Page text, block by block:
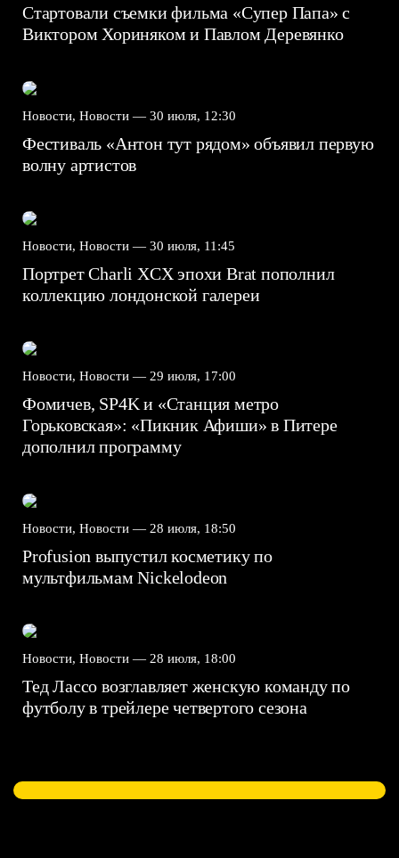
Стартовали съемки фильма «Супер Папа» с
Виктором Хориняком и Павлом Деревянко
Новости, Новости — 30 июля, 12:30
Фестиваль «Антон тут рядом» объявил первую
волну артистов
Новости, Новости — 30 июля, 11:45
Портрет Charli XCX эпохи Brat пополнил
коллекцию лондонской галереи
Новости, Новости — 29 июля, 17:00
Фомичев, SP4K и «Станция метро
Горьковская»: «Пикник Афиши» в Питере
дополнил программу
Новости, Новости — 28 июля, 18:50
Profusion выпустил косметику по
мультфильмам Nickelodeon
Новости, Новости — 28 июля, 18:00
Тед Лассо возглавляет женскую команду по
футболу в трейлере четвертого сезона